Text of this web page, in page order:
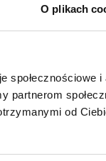
O plikach
społecznościowe i
partnerom
od